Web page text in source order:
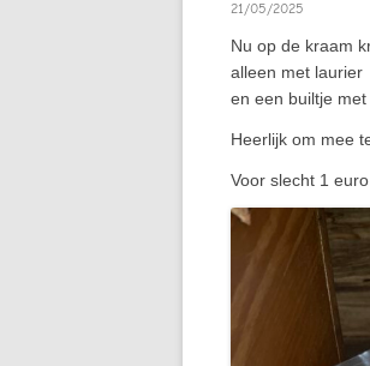
21/05/2025
Nu op de kraam
alleen met laurier
en een builtje met
Heerlijk om mee
Voor slecht 1